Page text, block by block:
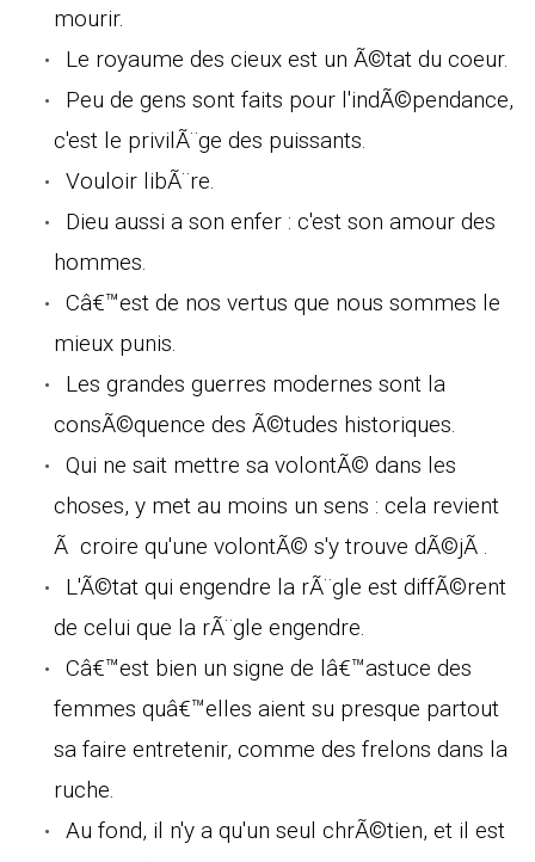
mourir.
Le royaume des cieux est un Ã©tat du coeur.
Peu de gens sont faits pour l'indÃ©pendance,
c'est le privilÃ¨ge des puissants.
Vouloir libÃ¨re.
Dieu aussi a son enfer : c'est son amour des
hommes.
Câ€™est de nos vertus que nous sommes le
mieux punis.
Les grandes guerres modernes sont la
consÃ©quence des Ã©tudes historiques.
Qui ne sait mettre sa volontÃ© dans les
choses, y met au moins un sens : cela revient
Ã croire qu'une volontÃ© s'y trouve dÃ©jÃ .
L'Ã©tat qui engendre la rÃ¨gle est diffÃ©rent
de celui que la rÃ¨gle engendre.
Câ€™est bien un signe de lâ€™astuce des
femmes quâ€™elles aient su presque partout
sa faire entretenir, comme des frelons dans la
ruche.
Au fond, il n'y a qu'un seul chrÃ©tien, et il est